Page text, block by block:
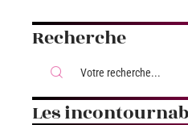
Recherche
Les